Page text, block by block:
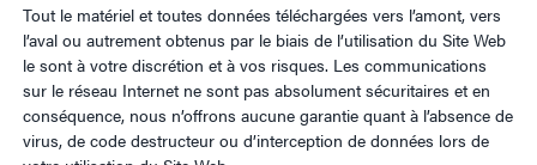
Tout le matériel et toutes données téléchargées vers l’amont, vers
l’aval ou autrement obtenus par le biais de l’utilisation du Site Web
le sont à votre discrétion et à vos risques. Les communications
sur le réseau Internet ne sont pas absolument sécuritaires et en
conséquence, nous n’offrons aucune garantie quant à l’absence de
virus, de code destructeur ou d’interception de données lors de